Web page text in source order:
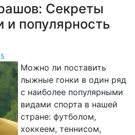
Секреты
и популярность
Можно ли поставить
лыжные гонки в один ряд
с наиболее популярными
видами спорта в нашей
стране: футболом,
хоккеем, теннисом,